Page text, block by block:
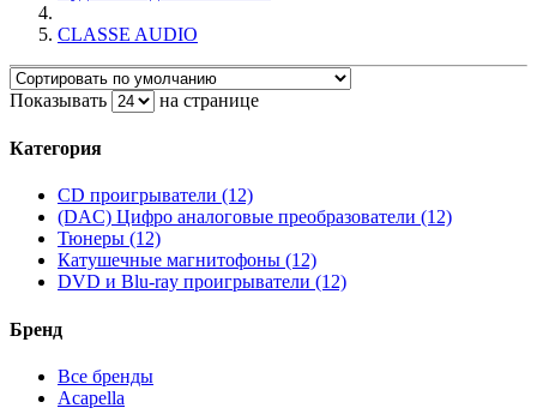
CLASSE AUDIO
Показывать на странице
Категория
CD проигрыватели (12)
(DAC) Цифро аналоговые преобразователи (12)
Тюнеры (12)
Катушечные магнитофоны (12)
DVD и Blu-ray проигрыватели (12)
Бренд
Все бренды
Acapella